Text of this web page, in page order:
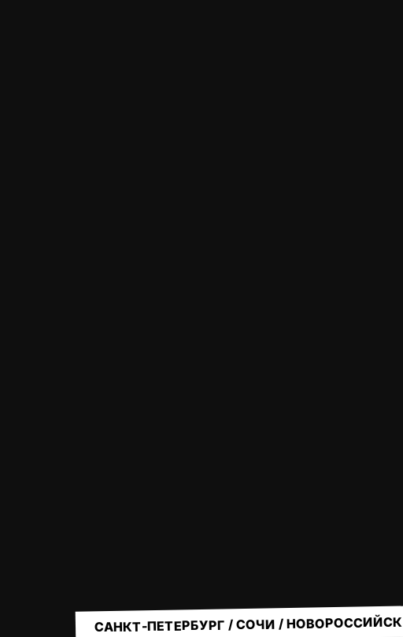
САНКТ-ПЕТЕРБУРГ / СОЧИ / НОВОРОССИЙСК